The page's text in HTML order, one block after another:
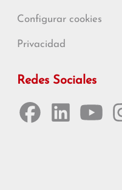
Configurar cookies
Privacidad
Redes Sociales